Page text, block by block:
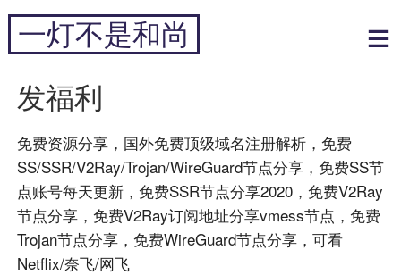
跳
内
一灯不是和尚
发福利
免费资源分享，国外免费顶级域名注册解析，免费
SS/SSR/V2Ray/Trojan/WireGuard节点分享，免费SS节
点账号每天更新，免费SSR节点分享2020，免费V2Ray
节点分享，免费V2Ray订阅地址分享vmess节点，免费
Trojan节点分享，免费WireGuard节点分享，可看
Netflix/奈飞/网飞